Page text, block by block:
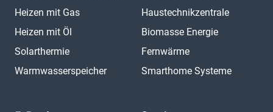
Heizen mit Gas
Heizen mit Öl
Solarthermie
Warmwasserspeicher
Haustechnikzentrale
Biomasse Energie
Fernwärme
Smarthome Systeme